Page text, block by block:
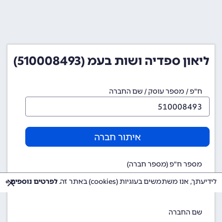
ליאון ספדיה ושות בעמ (510008493)
ח"פ / מספר עוסק / שם החברה
איתור חברה
מספר ח"פ (מספר חברה)
510008493
שם החברה
לידיעתך, אנו משתמשים בעוגיות (cookies) באתר זה. לפרטים נוספים »